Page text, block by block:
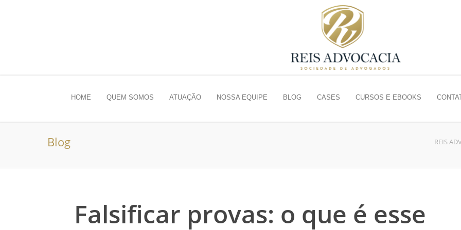
HOME QUEM SOMOS ATUAÇÃO NOSSA EQUIPE BLOG CASES CURSOS E EBOOKS
Blog REIS
Falsificar provas: o que é esse